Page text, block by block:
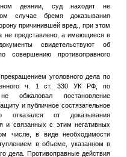
деянии, суд находит не
случае бремя доказывания
причинившей вред., при этом
не представлено, а имеющиеся в
свидетельствуют об
совершению противоправного
уголовного дела по
ч. 1 ст. 330 УК РФ, по
обжаловал постановление
и публичное состязательное
отказался от доказывания
и связанных с этим негативных
числе, в виде необходимости
в объеме, указанном в
дела. Противоправные действия